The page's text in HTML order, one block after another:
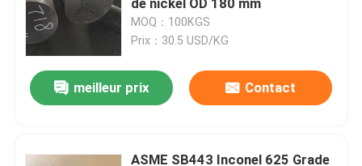
de nickel OD 180 mm
MOQ：100KGS
Prix：30.5 USD/KG
meilleur prix Contact
ASME SB443 Inconel 625 Grade